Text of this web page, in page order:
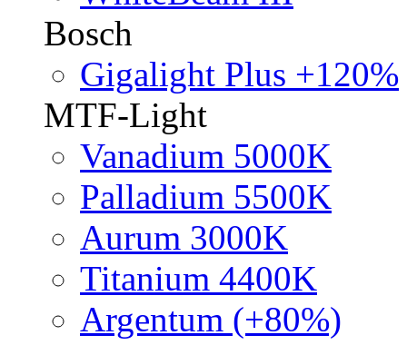
Bosch
Gigalight Plus +120%
MTF-Light
Vanadium 5000K
Palladium 5500K
Aurum 3000K
Titanium 4400K
Argentum (+80%)